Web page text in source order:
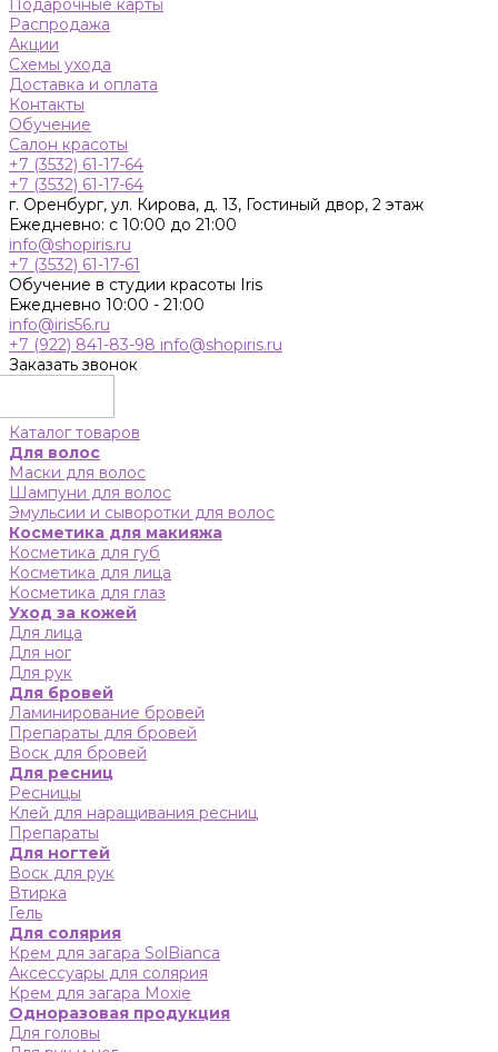
Подарочные карты
Распродажа
Акции
Схемы ухода
Доставка и оплата
Контакты
Обучение
Салон красоты
+7 (3532) 61-17-64
+7 (3532) 61-17-64
г. Оренбург, ул. Кирова, д. 13, Гостиный двор, 2 этаж
Ежедневно: с 10:00 до 21:00
info@shopiris.ru
+7 (3532) 61-17-61
Обучение в студии красоты Iris
Ежедневно 10:00 - 21:00
info@iris56.ru
+7 (922) 841-83-98 info@shopiris.ru
Заказать звонок
Каталог товаров
Для волос
Маски для волос
Шампуни для волос
Эмульсии и сыворотки для волос
Косметика для макияжа
Косметика для губ
Косметика для лица
Косметика для глаз
Уход за кожей
Для лица
Для ног
Для рук
Для бровей
Ламинирование бровей
Препараты для бровей
Воск для бровей
Для ресниц
Ресницы
Клей для наращивания ресниц
Препараты
Для ногтей
Воск для рук
Втирка
Гель
Для солярия
Крем для загара SolBianca
Аксессуары для солярия
Крем для загара Moxie
Одноразовая продукция
Для головы